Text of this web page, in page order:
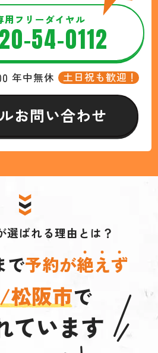
用フリーダイヤル
54-0112
年中無休 土日祝も歓迎！
お問い合わせ
選ばれる理由とは？
で予約が絶えず
松阪市で
ています